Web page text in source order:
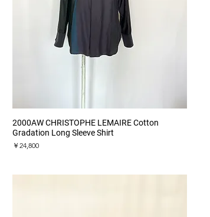
クイックビュー
2000AW CHRISTOPHE LEMAIRE Cotton
Gradation Long Sleeve Shirt
価格
￥24,800